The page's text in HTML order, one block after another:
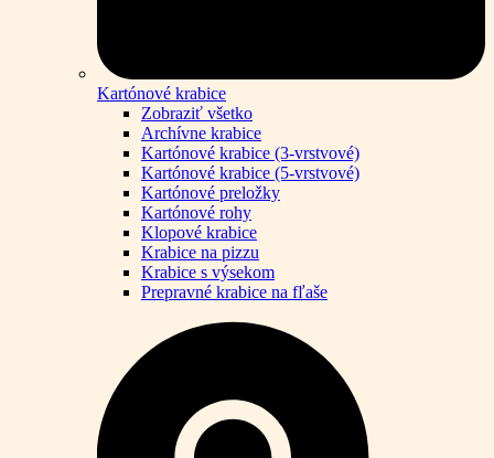
Kartónové krabice
Zobraziť všetko
Archívne krabice
Kartónové krabice (3-vrstvové)
Kartónové krabice (5-vrstvové)
Kartónové preložky
Kartónové rohy
Klopové krabice
Krabice na pizzu
Krabice s výsekom
Prepravné krabice na fľaše